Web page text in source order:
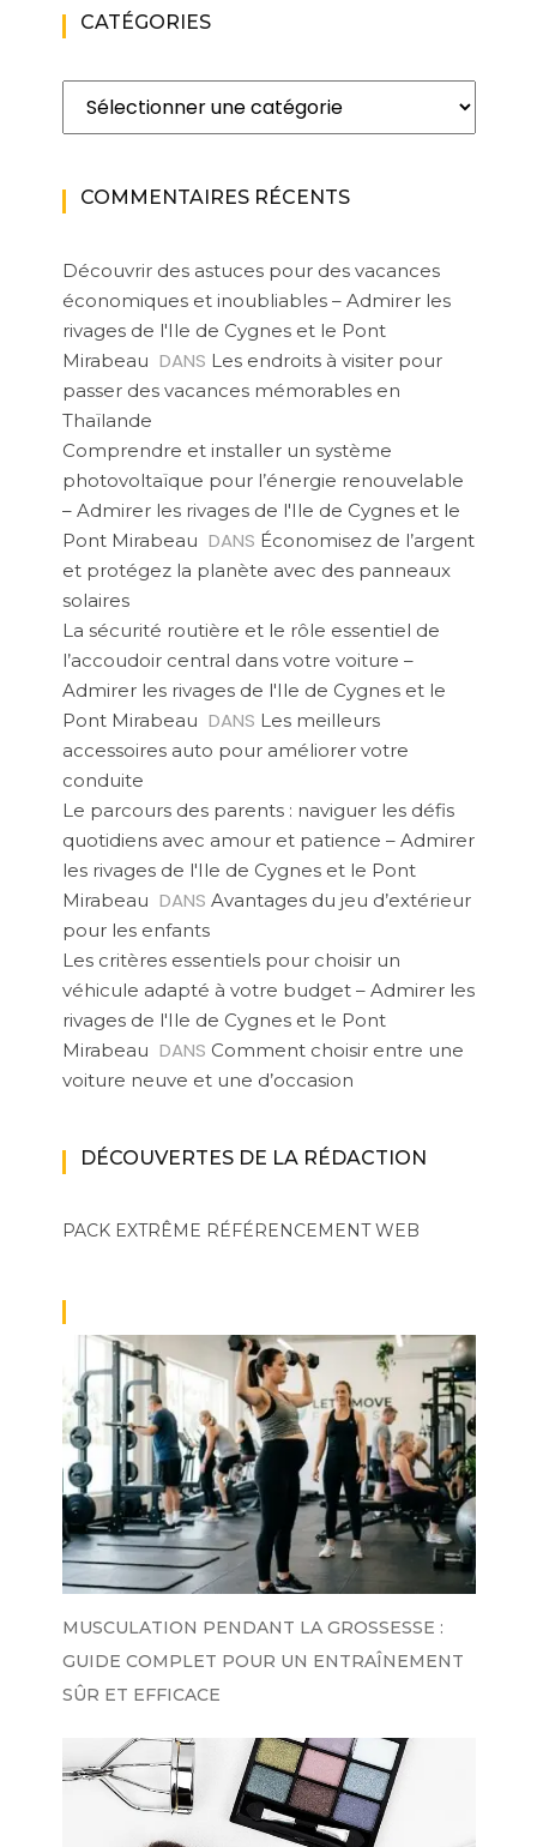
CATÉGORIES
Catégories
COMMENTAIRES RÉCENTS
Découvrir des astuces pour des vacances
économiques et inoubliables – Admirer les
rivages de l'Ile de Cygnes et le Pont
Mirabeau DANS Les endroits à visiter pour
passer des vacances mémorables en
Thaïlande
Comprendre et installer un système
photovoltaïque pour l’énergie renouvelable
– Admirer les rivages de l'Ile de Cygnes et le
Pont Mirabeau DANS Économisez de l’argent
et protégez la planète avec des panneaux
solaires
La sécurité routière et le rôle essentiel de
l’accoudoir central dans votre voiture –
Admirer les rivages de l'Ile de Cygnes et le
Pont Mirabeau DANS Les meilleurs
accessoires auto pour améliorer votre
conduite
Le parcours des parents : naviguer les défis
quotidiens avec amour et patience – Admirer
les rivages de l'Ile de Cygnes et le Pont
Mirabeau DANS Avantages du jeu d’extérieur
pour les enfants
Les critères essentiels pour choisir un
véhicule adapté à votre budget – Admirer les
rivages de l'Ile de Cygnes et le Pont
Mirabeau DANS Comment choisir entre une
voiture neuve et une d’occasion
DÉCOUVERTES DE LA RÉDACTION
PACK EXTRÊME RÉFÉRENCEMENT WEB
MUSCULATION PENDANT LA GROSSESSE :
GUIDE COMPLET POUR UN ENTRAÎNEMENT
SÛR ET EFFICACE